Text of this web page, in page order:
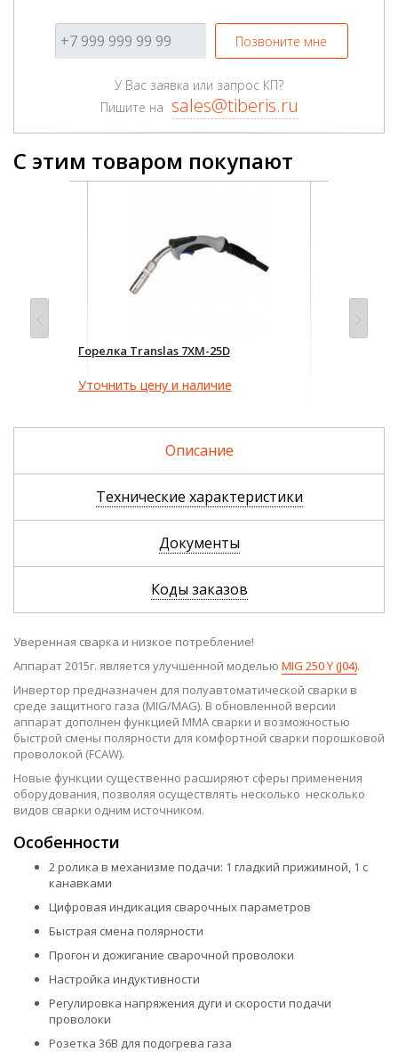
Позвоните мне
У Вас заявка или запрос КП?
Пишите на sales@tiberis.ru
С этим товаром покупают
Горелка Translas 7XM-25D
Уточнить цену и наличие
Описание
Технические характеристики
Документы
Коды заказов
Уверенная сварка и низкое потребление!
Аппарат 2015г. является улучшенной моделью MIG 250 Y (J04).
Инвертор предназначен для полуавтоматической сварки в
среде защитного газа (MIG/MAG). В обновленной версии
аппарат дополнен функцией MMA сварки и возможностью
быстрой смены полярности для комфортной сварки порошковой
проволокой (FCAW).
Новые функции существенно расширяют сферы применения
оборудования, позволяя осуществлять несколько несколько
видов сварки одним источником.
Особенности
2 ролика в механизме подачи: 1 гладкий прижимной, 1 с
канавками
Цифровая индикация сварочных параметров
Быстрая смена полярности
Прогон и дожигание сварочной проволоки
Настройка индуктивности
Регулировка напряжения дуги и скорости подачи
проволоки
Розетка 36В для подогрева газа